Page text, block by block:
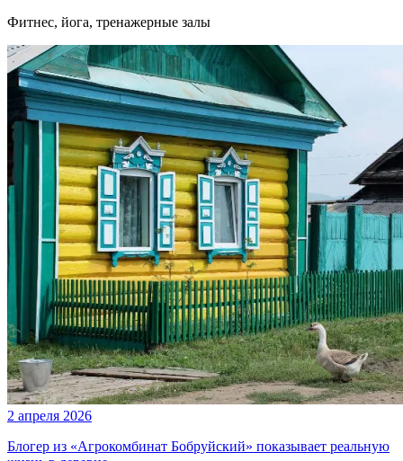
Фитнес, йога, тренажерные залы
2 апреля 2026
Блогер из «Агрокомбинат Бобруйский» показывает реальную